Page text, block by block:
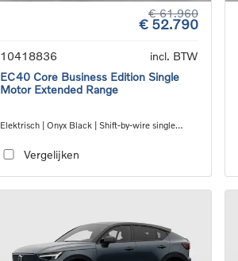
€ 61.960
€ 52.790
10418836
incl. BTW
EC40 Core Business Edition Single
Motor Extended Range
Elektrisch | Onyx Black | Shift-by-wire single
Vergelijken